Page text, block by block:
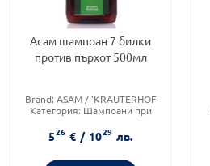
Асам шампоан 7 билки
против пърхот 500мл
Brand: ASAM / 'KRAUTERHOF
Категория: Шампоани при
Тип козметика:Масова
козметика
526 € / 1029 лв.